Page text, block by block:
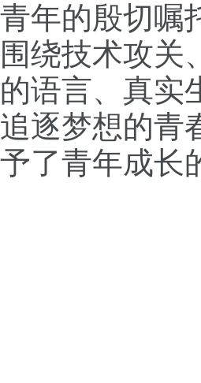
青年的殷切嘱
围绕技术攻关
的语言、真实
追逐梦想的青
予了青年成长